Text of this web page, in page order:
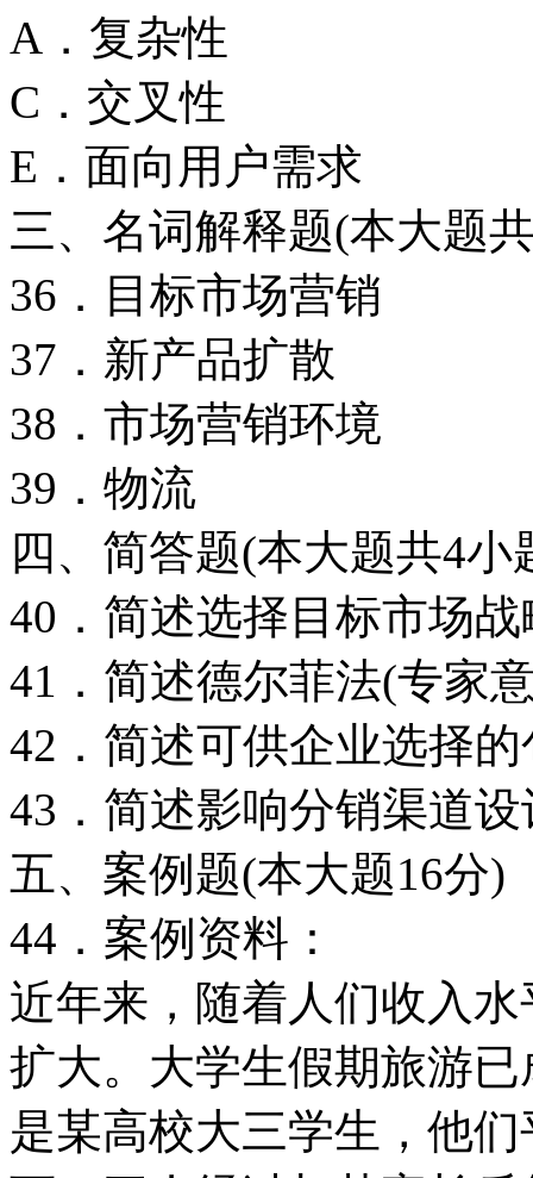
A．复杂
C．交叉
E．面向用户需求
三、名词解释题(本大题
36．目标市场营销
37．新产品扩散
38．市场营销环境
39．物流
四、简答题(本大题共4
40．简述选择目标市场
41．简述德尔菲法(专家
42．简述可供企业选择
43．简述影响分销渠道
五、案例题(本大题16分)
44．案例资料：
近年来，随着人们收入
扩大。大学生假期旅游
是某高校大三学生，他